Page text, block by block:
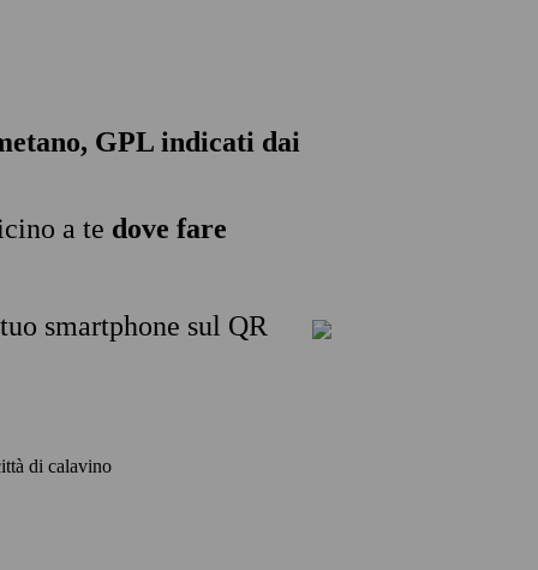
GPL indicati dai
a te dove fare
smartphone sul QR
di calavino